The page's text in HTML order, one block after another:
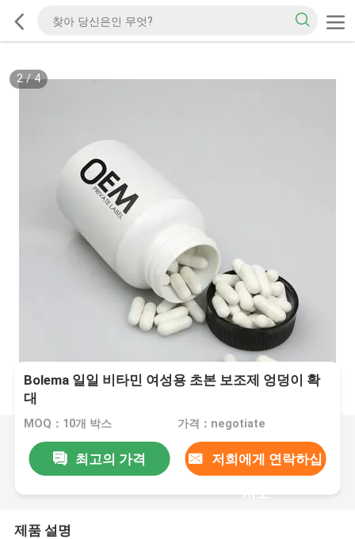
2/4
Bolema 일일 비타민 여성용 초본 보조제 엉덩이 확
대
MOQ：10개 박스 가격：negotiate
최고의 가격 저희에게 연락하십
시오
제품 설명